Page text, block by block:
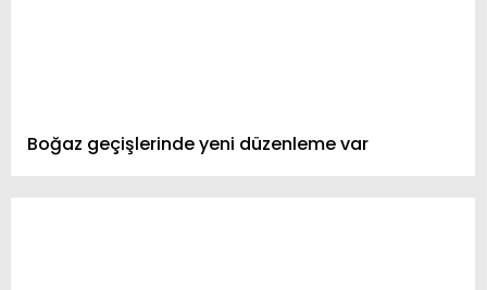
Boğaz geçişlerinde yeni düzenleme var